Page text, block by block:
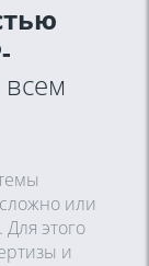
или
этого
и